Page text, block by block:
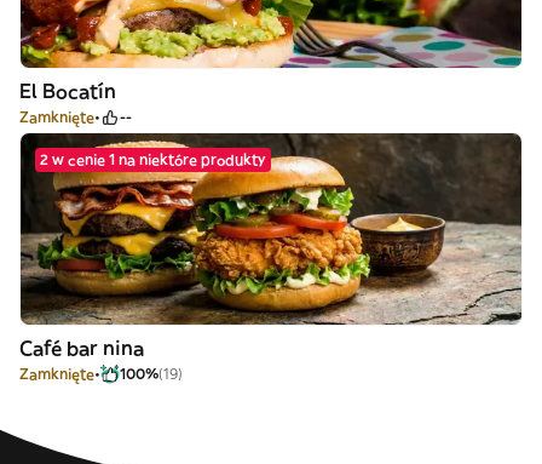
El Bocatín
Zamknięte --
2 w cenie 1 na niektóre produkty
Café bar nina
Zamknięte 100%(19)